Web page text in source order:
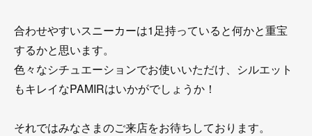
合わせやすいスニーカーは1足持っていると何かと重宝
するかと思います。
色々なシチュエーションでお使いいただけ、シルエット
もキレイなPAMIRはいかがでしょうか！
それではみなさまのご来店をお待ちしております。